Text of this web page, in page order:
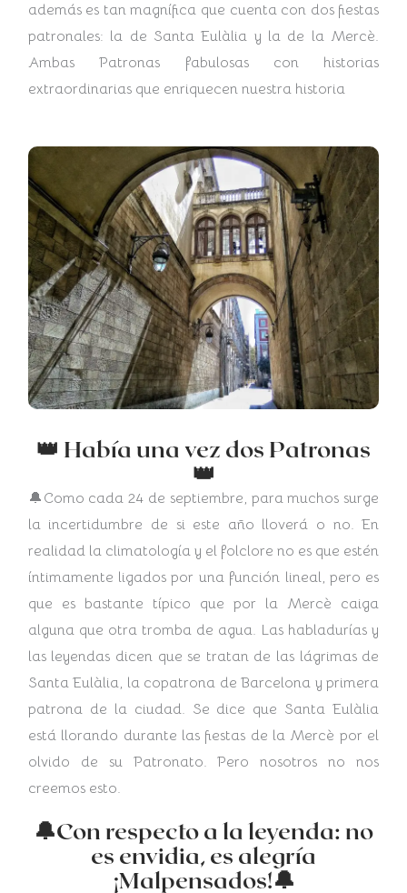
además es tan magnífica que cuenta con dos fiestas
patronales: la de Santa Eulàlia y la de la Mercè.
Ambas Patronas fabulosas con historias
extraordinarias que enriquecen nuestra historia
👑 Había una vez dos Patronas
👑
🔔Como cada 24 de septiembre, para muchos surge
la incertidumbre de si este año lloverá o no. En
realidad la climatología y el folclore no es que estén
íntimamente ligados por una función lineal, pero es
que es bastante típico que por la Mercè caiga
alguna que otra tromba de agua. Las habladurías y
las leyendas dicen que se tratan de las lágrimas de
Santa Eulàlia, la copatrona de Barcelona y primera
patrona de la ciudad. Se dice que Santa Eulàlia
está llorando durante las fiestas de la Mercè por el
olvido de su Patronato. Pero nosotros no nos
creemos esto.
🔔Con respecto a la leyenda: no
es envidia, es alegría
¡Malpensados!🔔